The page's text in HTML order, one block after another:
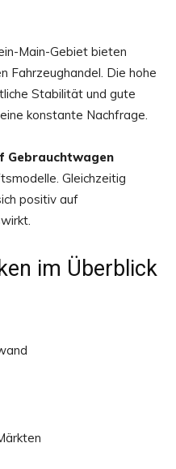
Main-Gebiet bieten
Fahrzeughandel. Die hohe
Stabilität und gute
konstante Nachfrage.
Gebrauchtwagen
Gleichzeitig
positiv auf
im Überblick